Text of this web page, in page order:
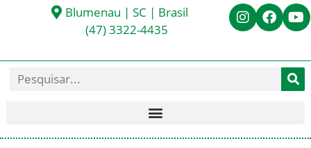
Blumenau | SC | Brasil
(47) 3322-4435